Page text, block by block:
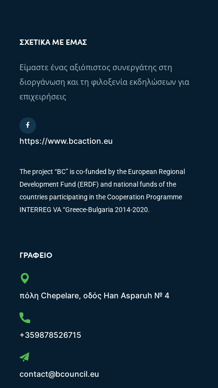
ΣΧΕΤΙΚΆ ΜΕ ΕΜΆΣ
Είμαστε ένας αξιόπιστος συνεργάτης στη
διοργάνωση και τη φιλοξενία εκδηλώσεων για
επιχειρήσεις
https://www.bcaction.eu
The project “BC” is co-funded by the European Regional
Development Fund (ERDF) and national funds of the
countries participating in the Cooperation Programme
INTERREG VA “Greece-Bulgaria 2014-2020.
ΓΡΑΦΕΊΟ
πόλη Chepelare, οδός Han Asparuh № 4
+359878526715
contact@bcouncil.eu